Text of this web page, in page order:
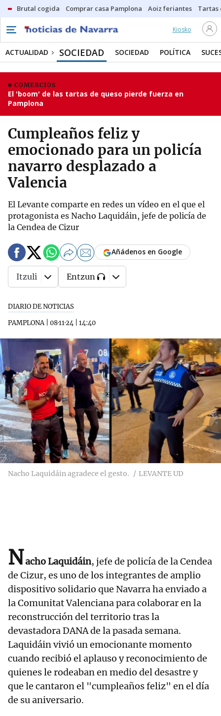
Brutal cogida Comprar casa Pamplona Aoiz feriantes Tartas
Kiosko
ACTUALIDAD SOCIEDAD SOCIEDAD POLÍTICA
COMERCIOS
El 'boom' de las tartas de queso pierde fuerza en
Pamplona
Cumpleaños feliz y
emocionado para un policía
navarro desplazado a
Valencia
El Levante comparte en redes un vídeo en el que el
protagonista es Nacho Laquidáin, jefe de policía de
la Cendea de Cizur
DIARIO DE NOTICIAS
PAMPLONA| 08·11·24 14:40
Añádenos en Google
Itzuli Entzun
Nacho Laquidáin agradece el gesto. LEVANTE UD
Nacho Laquidáin, jefe de policía de la Cendea
de Cizur, es uno de los integrantes de amplio
dispositivo solidario que Navarra ha enviado a
la Comunitat Valenciana para colaborar en la
reconstrucción del territorio tras la
devastadora DANA de la pasada semana.
Laquidáin vivió un emocionante momento
cuando recibió el aplauso y reconocimiento de
quienes le rodeaban en medio del desastre y
que le cantaron el "cumpleaños feliz" en el día
de su aniversario.